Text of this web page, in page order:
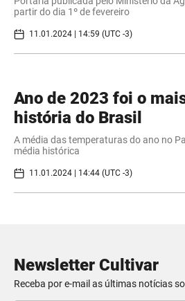
partir do dia 1º de fevereiro
11.01.2024 | 14:59 (UTC -3)
Ano de 2023 foi o
história do Brasil
A média das temperaturas do ano no
média histórica
11.01.2024 | 14:44 (UTC -3)
Newsletter Cultivar
Receba por e-mail as últimas notícias